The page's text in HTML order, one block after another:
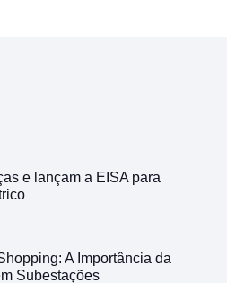
e lançam a EISA para
A Importância da
Subestações